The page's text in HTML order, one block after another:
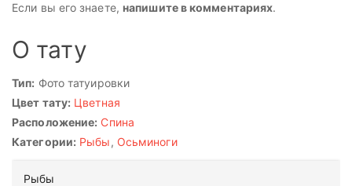
Если вы его знаете, напишите в комментариях.
О тату
Тип: Фото татуировки
Цвет тату: Цветная
Расположение: Спина
Категории: Рыбы, Осьминоги
Рыбы